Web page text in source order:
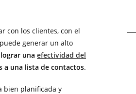
con los clientes, con el
generar un alto
lograr una efectividad del
a una lista de contactos.
bien planificada y